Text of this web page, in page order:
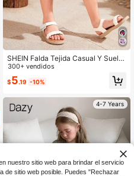
SHEIN Falda Tejida Casual Y Suelta
Con Estampado Floral Para Vacacio
nes De Una Niña Joven
300+ vendidos
$5.19 -10%
4-7 Years
nuestro sitio web para brindar el servicio
de sitio web posible. Puedes "Rechazar